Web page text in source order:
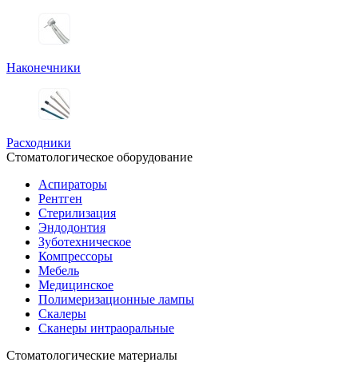
Наконечники
Расходники
Стоматологическое оборудование
Аспираторы
Рентген
Стерилизация
Эндодонтия
Зуботехническое
Компрессоры
Мебель
Медицинское
Полимеризационные лампы
Скалеры
Сканеры интраоральные
Стоматологические материалы